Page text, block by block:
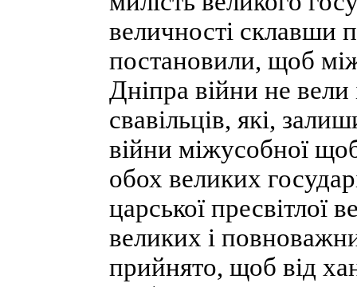
величності склавши
постановили, щоб
Дніпра війни не вели
свавільців, які,
війни міжусобної
обох великих
царської пресвітлої
великих і
прийнято, щоб від